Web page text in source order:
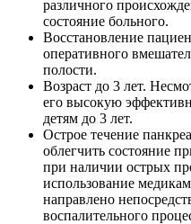
различного
состояние больного.
Восстановление
оперативного
полости.
Возраст до 3 лет.
его высокую
детям до 3 лет.
Острое течение
облегчить состояние
при наличии острых
использование
направлено
воспалительного